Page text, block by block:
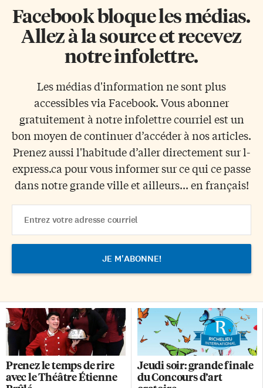
Facebook bloque les médias.
Allez à la source et recevez
notre infolettre.
Les médias d'information ne sont plus
accessibles via Facebook. Vous abonner
gratuitement à notre infolettre courriel est un
bon moyen de continuer d’accéder à nos articles.
Prenez aussi l'habitude d’aller directement sur l-
express.ca pour vous informer sur ce qui ce passe
dans notre grande ville et ailleurs... en français!
Address
Prenez le temps de rire
avec le Théâtre Étienne
Jeudi soir: grande finale
du Concours d’art